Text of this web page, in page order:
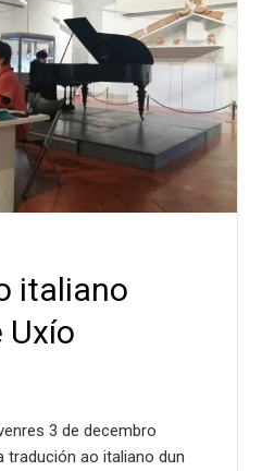
italiano
Uxío
3 de decembro
tradución ao italiano dun